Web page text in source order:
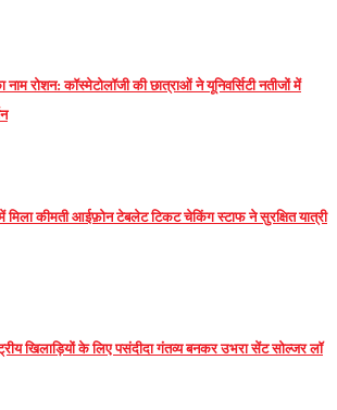
रोशन: कॉस्मेटोलॉजी की छात्राओं ने यूनिवर्सिटी नतीजों में
मिला कीमती आईफ़ोन टेबलेट टिकट चेकिंग स्टाफ ने सुरक्षित यात्री
खिलाड़ियों के लिए पसंदीदा गंतव्य बनकर उभरा सेंट सोल्जर लॉ